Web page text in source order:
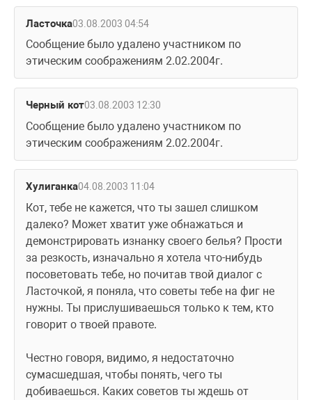
Ласточка03.08.2003 04:54
Сообщение было удалено участником по
этическим соображениям 2.02.2004г.
Черный кот03.08.2003 12:30
Сообщение было удалено участником по
этическим соображениям 2.02.2004г.
Хулиганка04.08.2003 11:04
Кот, тебе не кажется, что ты зашел слишком
далеко? Может хватит уже обнажаться и
демонстрировать изнанку своего белья? Прости
за резкость, изначально я хотела что-нибудь
посоветовать тебе, но почитав твой диалог с
Ласточкой, я поняла, что советы тебе на фиг не
нужны. Ты прислушиваешься только к тем, кто
говорит о твоей правоте.
Честно говоря, видимо, я недостаточно
сумасшедшая, чтобы понять, чего ты
добиваешься. Каких советов ты ждешь от